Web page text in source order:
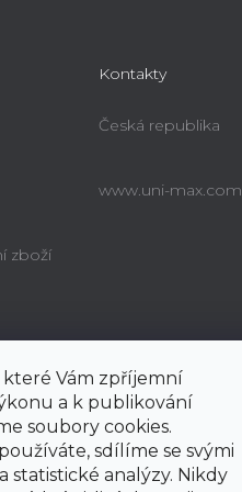
Vám zpříjemní
a k publikování
soubory cookies.
sdílíme se svými
analýzy. Nikdy
zboží
Kontakty
Česká republika
www.uni-max.com